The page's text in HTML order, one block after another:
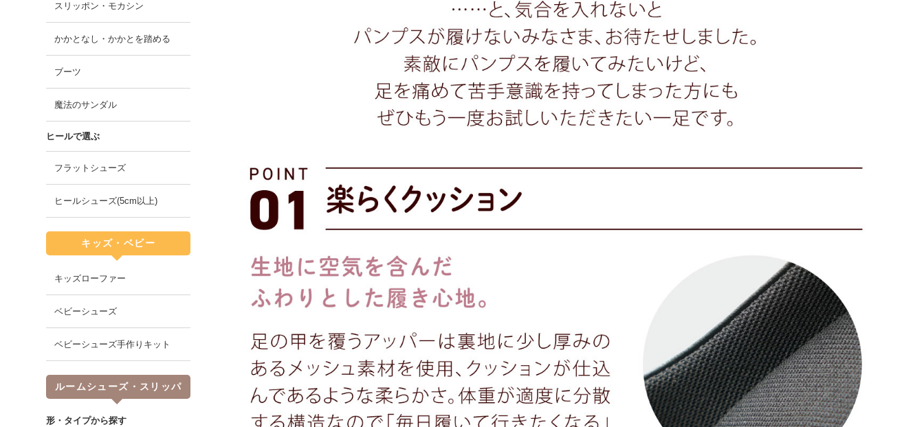
スリッポン・モカシン
かかとなし・かかとを踏める
ブーツ
魔法のサンダル
ヒールで選ぶ
フラットシューズ
ヒールシューズ(5cm以上)
キッズ・ベビー
キッズローファー
ベビーシューズ
ベビーシューズ手作りキット
ルームシューズ・スリッパ
形・タイプから探す